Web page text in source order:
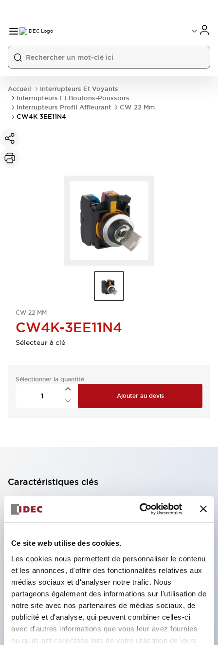
Ce site web utilise des cookies.
Les cookies nous permettent de personnaliser le contenu
et les annonces, d'offrir des fonctionnalités relatives aux
médias sociaux et d'analyser notre trafic. Nous
partageons également des informations sur l'utilisation de
notre site avec nos partenaires de médias sociaux, de
publicité et d'analyse, qui peuvent combiner celles-ci
avec d'autres informations que vous leur avez fournies
ou qu'ils ont collectées lors de votre utilisation de leurs
Accueil
Interrupteurs Et Voyants
Interrupteurs Et Boutons-Poussoirs
Interrupteurs Profil Affleurant
CW 22 Mm
CW4K-3EE11N4
CW 22 MM
CW4K-3EE11N4
Sélecteur à clé
Sélectionner la quantité
Ajouter au devis
Caractéristiques clés
Bloc de contact à 2 étages avec 2 contacts,
permettant une configuration à 4 contacts
contact à 11 étages), 59,9 mm (*bloc de contact à
22 étages). Conception peu encombrante
possible.
Structure de sécurité de 3e génération :
déclenchement à 2 actions, garde intégrée,
structure de protection des doigts IP20.